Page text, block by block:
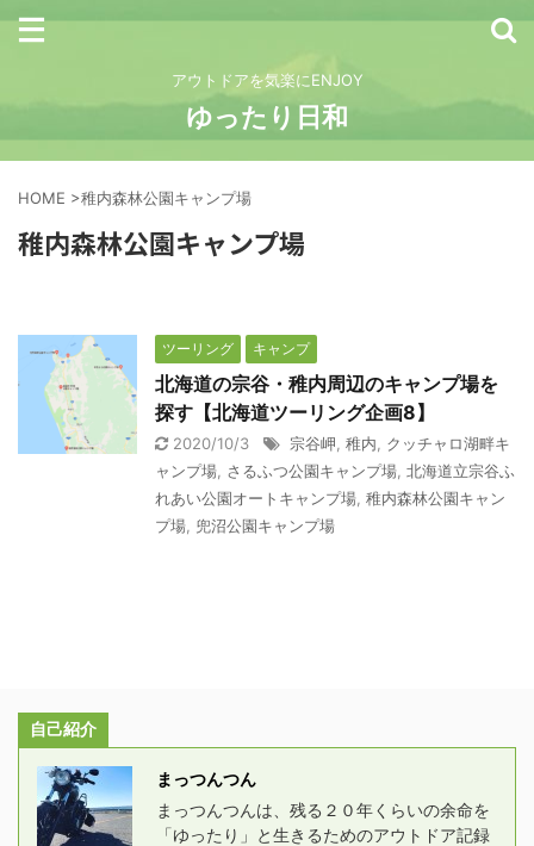
アウトドアを気楽にENJOY
ゆったり日和
HOME >稚内森林公園キャンプ場
稚内森林公園キャンプ場
ツーリング キャンプ
北海道の宗谷・稚内周辺のキャンプ場を
探す【北海道ツーリング企画8】
2020/10/3 宗谷岬 稚内
クッチャロ湖畔キ
ャンプ場 さるふつ公園キャンプ場 北海道立宗谷ふ
れあい公園オートキャンプ場 稚内森林公園キャン
プ場 兜沼公園キャンプ場
自己紹介
まっつんつん
まっつんつんは、残る２０年くらいの余命を
「ゆったり」と生きるためのアウトドア記録